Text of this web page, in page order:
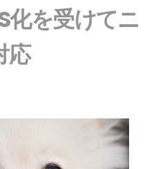
化を受けてニ
応